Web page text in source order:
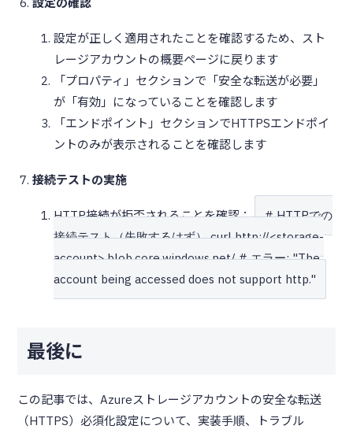
設定が正しく適用されたことを確認するため、スト
レージアカウントの概要ページに戻ります
「プロパティ」セクションで「安全な転送が必要」
が「有効」になっていることを確認します
「エンドポイント」セクションでHTTPSエンドポイ
ントのみが表示されることを確認します
接続テストの実施
HTTP接続が拒否されることを確認：
# HTTPでの
接続テスト（失敗するはず） curl http://<storage-
account>.blob.core.windows.net/ # エラー: "The
account being accessed does not support http."
最後に
この記事では、Azureストレージアカウントの安全な転送
（HTTPS）必須化設定について、実装手順、トラブル